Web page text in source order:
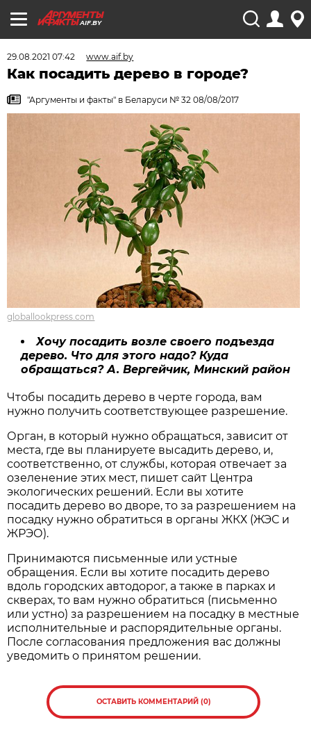
AIF.BY
29.08.2021 07:42 www.aif.by
Как посадить дерево в городе?
"Аргументы и факты" в Беларуси № 32 08/08/2017
globallookpress.com
Хочу посадить возле своего подъезда
дерево. Что для этого надо? Куда
обращаться? А. Вергейчик, Минский район
Чтобы посадить дерево в черте города, вам
нужно получить соответствующее разрешение.
Орган, в который нужно обращаться, зависит от
места, где вы планируете высадить дерево, и,
соответственно, от службы, которая отвечает за
озеленение этих мест, пишет сайт Центра
экологических решений. Если вы хотите
посадить дерево во дворе, то за разрешением на
посадку нужно обратиться в органы ЖКХ (ЖЭС и
ЖРЭО).
Принимаются письменные или устные
обращения. Если вы хотите посадить дерево
вдоль городских автодорог, а также в парках и
скверах, то вам нужно обратиться (письменно
или устно) за разрешением на посадку в местные
исполнительные и распорядительные органы.
После согласования предложения вас должны
уведомить о принятом решении.
ОСТАВИТЬ КОММЕНТАРИЙ (0)